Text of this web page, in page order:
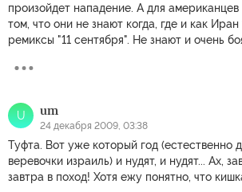
произойдет нападение. А для
том, что они не знают когда, где и как
ремиксы "11 сентября". Не знают и очень
U um
24 декабря 2009, 03:38
Туфта. Вот уже который год (естественно
веревочки израиль) и нудят, и нудят... Ах,
завтра в поход! Хотя ежу понятно, что